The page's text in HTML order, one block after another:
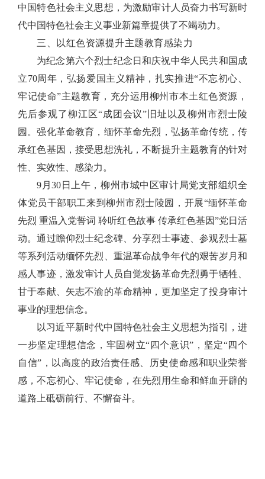
中国特色社会主义思想，为激励审计人员奋力书写新时
代中国特色社会主义事业新篇章提供了不竭动力。
三、
以红色资源提升主题教育感染力
为纪念第六个烈士纪念日和庆祝中华人民共和国成
立70周年，弘扬爱国主义精神，扎实推进“不忘初心、
牢记使命”主题教育，充分运用柳州市本土红色资源，
先后参观了柳江区“成团会议”旧址以及柳州市烈士陵
园。强化革命教育，缅怀革命先烈，弘扬革命传统，传
承红色基因，接受思想洗礼，不断提升主题教育的针对
性、实效性、感染力。
9月30日上午，柳州市城中区审计局党支部组织全
体党员干部职工来到柳州市烈士陵园，开展“缅怀革命
先烈 重温入党誓词 聆听红色故事 传承红色基因”党日活
动。通过瞻仰烈士纪念碑、分享烈士事迹、参观烈士墓
等系列活动缅怀先烈、重温革命战争年代的艰苦岁月和
感人事迹，激发审计人员自觉发扬革命先烈勇于牺牲、
甘于奉献、矢志不渝的革命精神，更加坚定了投身审计
事业的理想信念。
以习近平新时代中国特色社会主义思想为指引，进
一步坚定理想信念，牢固树立“四个意识”，坚定“四个
自信”，以高度的政治责任感、历史使命感和职业荣誉
感，不忘初心、牢记使命，在先烈用生命和鲜血开辟的
道路上砥砺前行、不懈奋斗。